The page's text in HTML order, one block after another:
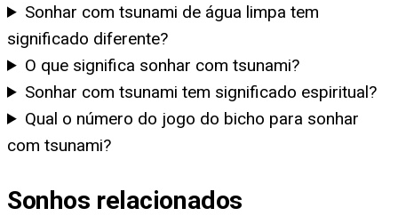
Sonhar com tsunami de água limpa tem
significado diferente?
O que significa sonhar com tsunami?
Sonhar com tsunami tem significado espiritual?
Qual o número do jogo do bicho para sonhar
com tsunami?
Sonhos relacionados